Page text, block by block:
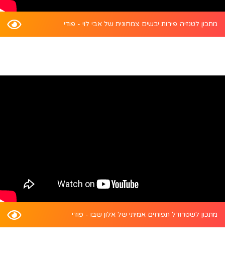
מתכון לטנזיה פירות יבשים צמחונית של אבי לוי - פודי
מתכון לשטרודל תפוחים אמיתי של אלון שבו - פודי